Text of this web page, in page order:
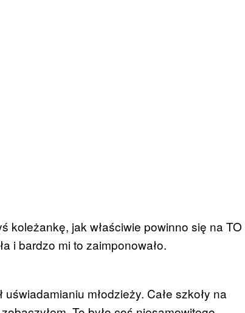
koleżankę, jak właściwie powinno się na TO
i bardzo mi to zaimponowało.
młodzieży. Całe szkoły na